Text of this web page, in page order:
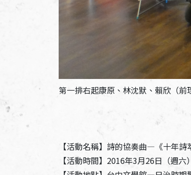
第一排右起康原、林沈默、賴欣（
【活動名稱】詩的協奏曲―《十年詩
【活動時間】2016年3月26日（週